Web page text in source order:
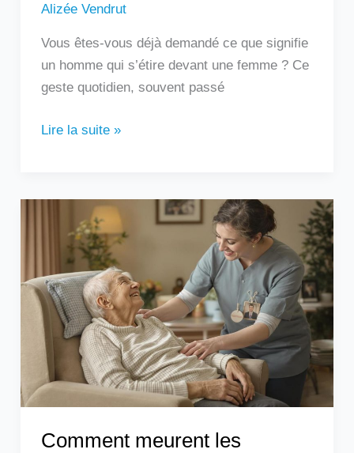
Alizée Vendrut
Vous êtes-vous déjà demandé ce que signifie
un homme qui s’étire devant une femme ? Ce
geste quotidien, souvent passé
Lire la suite »
Comment meurent les
Comment
meurent
personnes
atteintes
de
parkinson
les
différentes
étapes